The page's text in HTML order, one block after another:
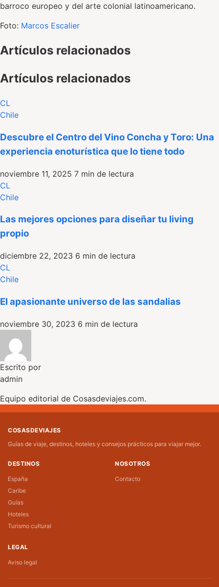
barroco europeo y del arte colonial latinoamericano.
Foto: Marcos Escalier
Artículos relacionados
Artículos relacionados
CL
Chile
Descubre el Centro del Vino Concha y Toro: Una
experiencia enoturística que lo tiene todo
noviembre 11, 2025 7 min de lectura
CL
Chile
Las mejores opciones para diseñar tu living
propio
diciembre 22, 2023 6 min de lectura
CL
Chile
El apasionante universo de las sandalias
noviembre 30, 2023 6 min de lectura
Escrito por
admin
Equipo editorial de Cosasdeviajes.com.
COSASDEVIAJES
Guías de viaje, destinos, hoteles y consejos prácticos para viajar mejor.
DESTINOS
España
Caribe
Guías
Hoteles
Turismo cultural
NOSOTROS
Contacto
LEGAL
Aviso legal